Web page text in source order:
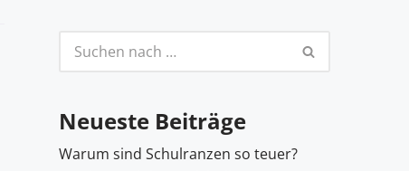
Neueste Beiträge
Warum sind Schulranzen so teuer?